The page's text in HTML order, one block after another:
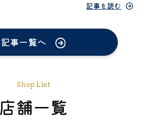
記事を読む
記事一覧へ
Shop List
店舗一覧